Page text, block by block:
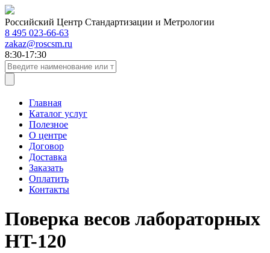
Российский Центр Стандартизации и Метрологии
8 495 023-66-63
zakaz@roscsm.ru
8:30-17:30
Главная
Каталог услуг
Полезное
О центре
Договор
Доставка
Заказать
Оплатить
Контакты
Поверка весов лабораторных
HT-120